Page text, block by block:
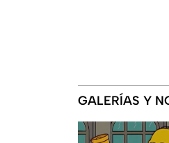
GALERÍAS Y